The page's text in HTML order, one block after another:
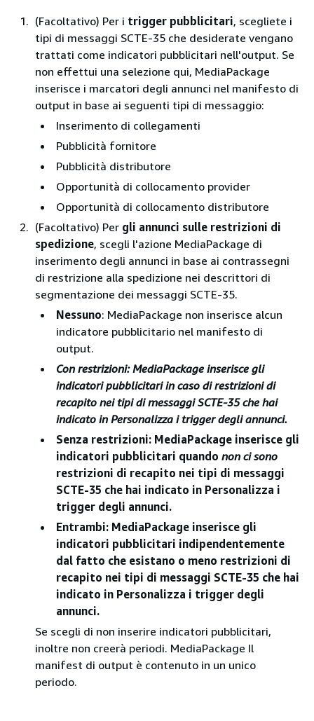
(Facoltativo) Per i trigger pubblicitari, scegliete i
tipi di messaggi SCTE-35 che desiderate vengano
trattati come indicatori pubblicitari nell'output. Se
non effettui una selezione qui, MediaPackage
inserisce i marcatori degli annunci nel manifesto di
output in base ai seguenti tipi di messaggio:
Inserimento di collegamenti
Pubblicità fornitore
Pubblicità distributore
Opportunità di collocamento provider
Opportunità di collocamento distributore
(Facoltativo) Per gli annunci sulle restrizioni di
spedizione, scegli l'azione MediaPackage di
inserimento degli annunci in base ai contrassegni
di restrizione alla spedizione nei descrittori di
segmentazione dei messaggi SCTE-35.
Nessuno: MediaPackage non inserisce alcun
indicatore pubblicitario nel manifesto di
output.
Con restrizioni: MediaPackage inserisce gli
indicatori pubblicitari in caso di restrizioni di
recapito nei tipi di messaggi SCTE-35 che hai
indicato in Personalizza i trigger degli annunci.
Senza restrizioni: MediaPackage inserisce gli
indicatori pubblicitari quando non ci sono
restrizioni di recapito nei tipi di messaggi
SCTE-35 che hai indicato in Personalizza i
trigger degli annunci.
Entrambi: MediaPackage inserisce gli
indicatori pubblicitari indipendentemente
dal fatto che esistano o meno restrizioni di
recapito nei tipi di messaggi SCTE-35 che hai
indicato in Personalizza i trigger degli
annunci.
Se scegli di non inserire indicatori pubblicitari,
inoltre non creerà periodi. MediaPackage Il
manifest di output è contenuto in un unico
periodo.